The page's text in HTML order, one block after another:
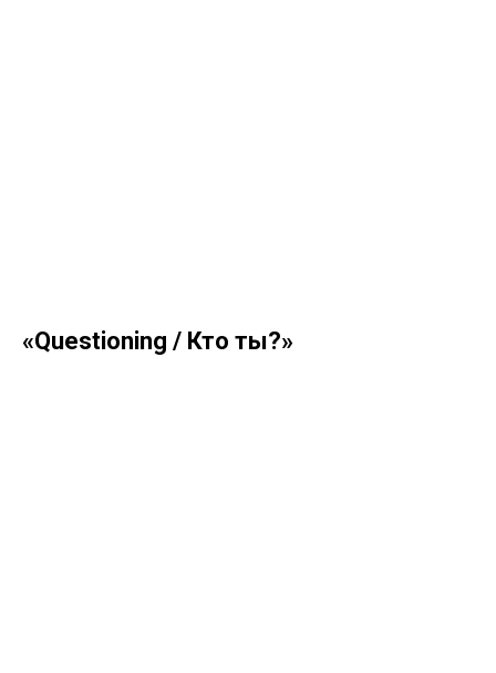
«Questioning / Кто ты?»